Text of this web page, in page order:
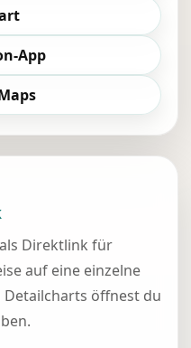
App
Direktlink für
auf eine einzelne
öffnest du